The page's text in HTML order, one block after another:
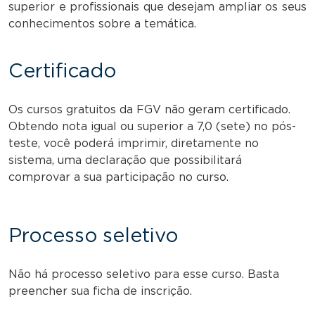
superior e profissionais que desejam ampliar os seus
conhecimentos sobre a temática.
Certificado
Os cursos gratuitos da FGV não geram certificado.
Obtendo nota igual ou superior a 7,0 (sete) no pós-
teste, você poderá imprimir, diretamente no
sistema, uma declaração que possibilitará
comprovar a sua participação no curso.
Processo seletivo
Não há processo seletivo para esse curso. Basta
preencher sua ficha de inscrição.